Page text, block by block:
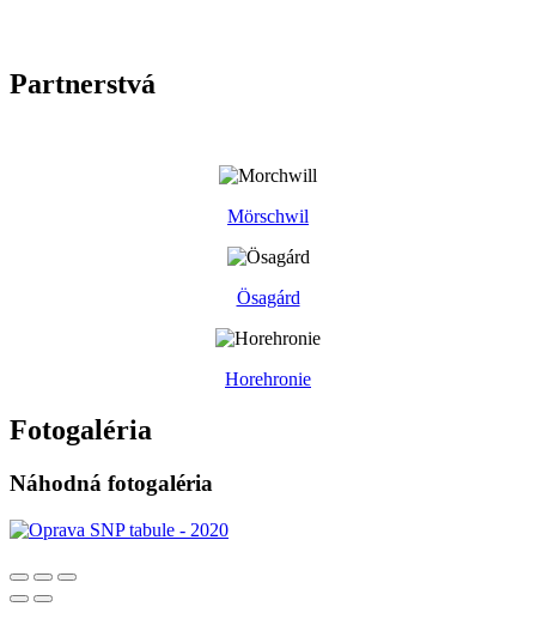
Partnerstvá
Mörschwil
Ösagárd
Horehronie
Fotogaléria
Náhodná fotogaléria